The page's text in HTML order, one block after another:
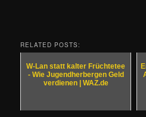
RELATED POSTS:
W-Lan statt kalter Früchtetee
- Wie Jugendherbergen Geld
verdienen | WAZ.de